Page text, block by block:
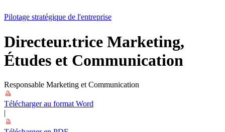
Pilotage stratégique de l'entreprise
Directeur.trice Marketing,
Études et Communication
Responsable Marketing et Communication
Télécharger au format Word
|